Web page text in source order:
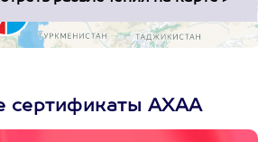
сертификаты АХАА